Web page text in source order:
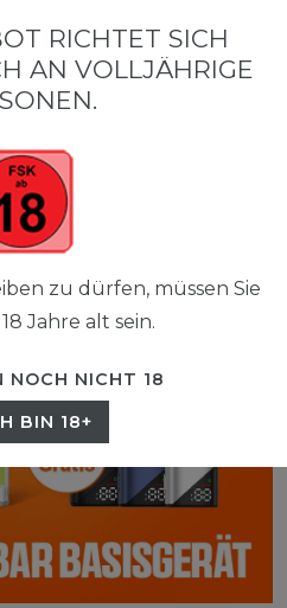
0
0,00 EUR
RICHTET SICH
AN VOLLJÄHRIGE P
zu dürfen, müssen Sie
Jahre alt sein.
NOCH NICHT 18
BIN 18+